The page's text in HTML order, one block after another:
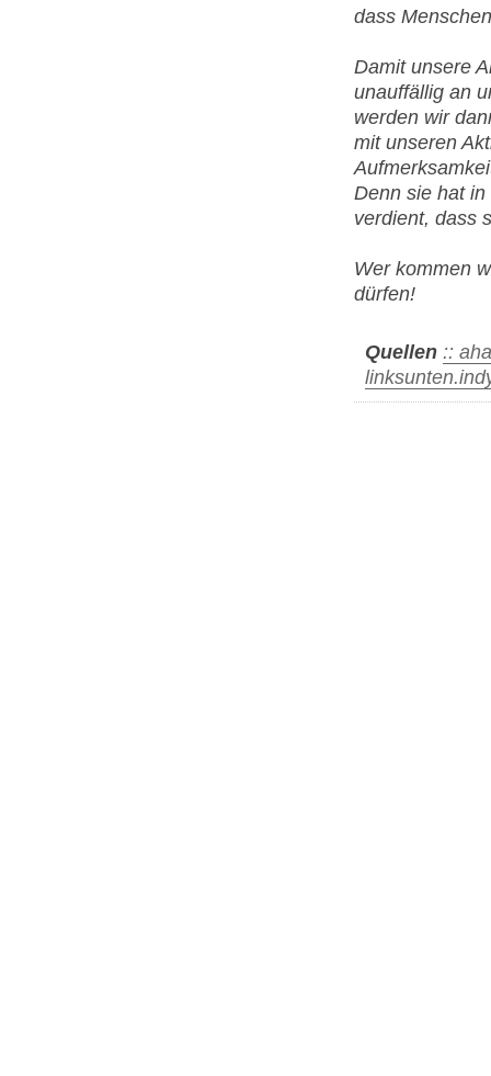
dass
Damit unsere
unauffällig an
werden wir
mit unseren
Denn sie hat
verdient, dass
Wer kommen
dürfen!
Quellen ::